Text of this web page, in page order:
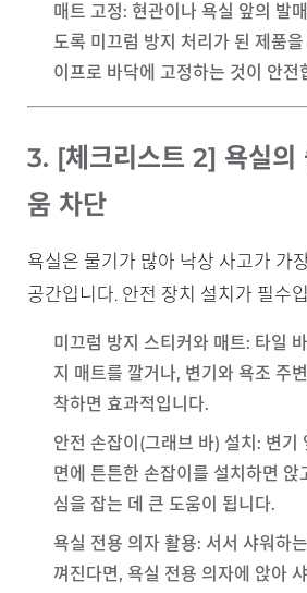
매트 고정: 현관이나 욕실 앞의 발
도록 미끄럼 방지 처리가 된 제품을
이프로 바닥에 고정하는 것이 안전
3. [체크리스트 2] 욕실의
움 차단
욕실은 물기가 많아 낙상 사고가 가
공간입니다. 안전 장치 설치가 필수
미끄럼 방지 스티커와 매트: 타일
지 매트를 깔거나, 변기와 욕조 주
착하면 효과적입니다.
안전 손잡이(그래브 바) 설치 : 변기
면에 튼튼한 손잡이를 설치하면 앉
심을 잡는 데 큰 도움이 됩니다.
욕실 전용 의자 활용: 서서 샤워하
껴진다면, 욕실 전용 의자에 앉아